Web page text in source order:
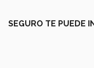
SEGURO TE PUEDE